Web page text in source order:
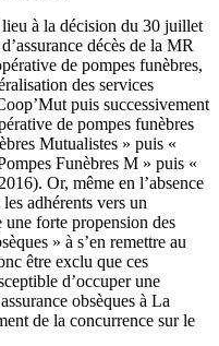
à la décision du 30 juillet
décès de la MR
de pompes funèbres,
des services
puis successivement
de pompes funèbres
Mutualistes » puis «
Funèbres M » puis «
Or, même en l’absence
adhérents vers un
forte propension des
» à s’en remettre au
être exclu que ces
d’occuper une
obsèques à La
de la concurrence sur le